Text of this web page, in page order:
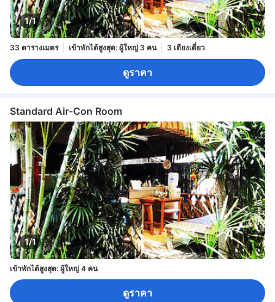
1/1
33 ตารางเมตร เข้าพักได้สูงสุด: ผู้ใหญ่ 3 คน 3 เตียงเดี่ยว
ดูราคา
Standard Air-Con Room
1/1
เข้าพักได้สูงสุด: ผู้ใหญ่ 4 คน
ดูราคา